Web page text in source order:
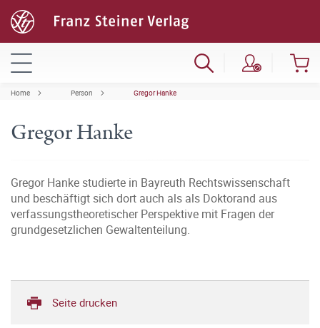
Home Person Gregor Hanke
Gregor Hanke
Gregor Hanke studierte in Bayreuth Rechtswissenschaft
und beschäftigt sich dort auch als als Doktorand aus
verfassungstheoretischer Perspektive mit Fragen der
grundgesetzlichen Gewaltenteilung.
Seite drucken